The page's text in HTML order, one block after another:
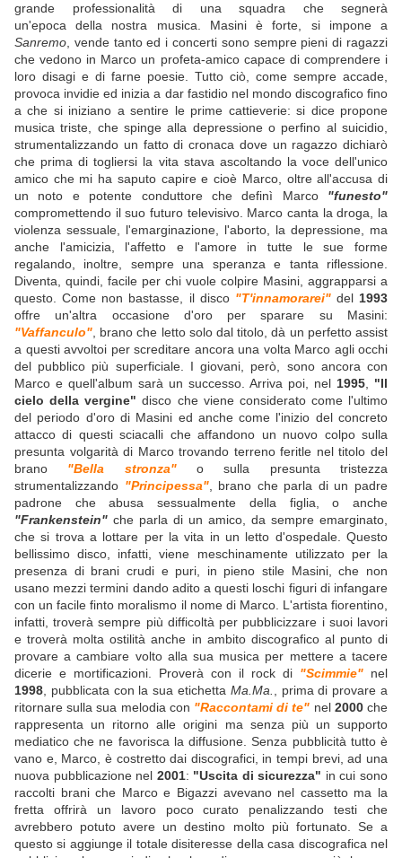
grande professionalità di una squadra che segnerà
un'epoca della nostra musica. Masini è forte, si impone a
Sanremo , vende tanto ed i concerti sono sempre pieni di ragazzi
che vedono in Marco un profeta-amico capace di comprendere i
loro disagi e di farne poesie. Tutto ciò, come sempre accade,
provoca invidie ed inizia a dar fastidio nel mondo discografico fino
a che si iniziano a sentire le prime cattieverie: si dice propone
musica triste, che spinge alla depressione o perfino al suicidio,
strumentalizzando un fatto di cronaca dove un ragazzo dichiarò
che prima di togliersi la vita stava ascoltando la voce dell'unico
amico che mi ha saputo capire e cioè Marco, oltre all'accusa di
un noto e potente conduttore che definì Marco "funesto"
compromettendo il suo futuro televisivo. Marco canta la droga, la
violenza sessuale, l'emarginazione, l'aborto, la depressione, ma
anche l'amicizia, l'affetto e l'amore in tutte le sue forme
regalando, inoltre, sempre una speranza e tanta riflessione.
Diventa, quindi, facile per chi vuole colpire Masini, aggrapparsi a
questo. Come non bastasse, il disco "T'innamorarei"del 1993
offre un'altra occasione d'oro per sparare su Masini:
"Vaffanculo" , brano che letto solo dal titolo, dà un perfetto assist
a questi avvoltoi per screditare ancora una volta Marco agli occhi
del pubblico più superficiale. I giovani, però, sono ancora con
Marco e quell'album sarà un successo. Arriva poi, nel 1995
"Il
cielo della vergine" disco che viene considerato come l'ultimo
del periodo d'oro di Masini ed anche come l'inizio del concreto
attacco di questi sciacalli che affandono un nuovo colpo sulla
presunta volgarità di Marco trovando terreno feritle nel titolo del
brano "Bella stronza"o sulla presunta tristezza
strumentalizzando "Principessa", brano che parla di un padre
padrone che abusa sessualmente della figlia, o anche
"Frankenstein" che parla di un amico, da sempre emarginato,
che si trova a lottare per la vita in un letto d'ospedale. Questo
bellissimo disco, infatti, viene meschinamente utilizzato per la
presenza di brani crudi e puri, in pieno stile Masini, che non
usano mezzi termini dando adito a questi loschi figuri di infangare
con un facile finto moralismo il nome di Marco. L'artista fiorentino,
infatti, troverà sempre più difficoltà per pubblicizzare i suoi lavori
e troverà molta ostilità anche in ambito discografico al punto di
provare a cambiare volto alla sua musica per mettere a tacere
dicerie e mortificazioni. Proverà con il rock di "Scimmie" nel
1998 , pubblicata con la sua etichetta Ma.Ma.
, prima di provare a
ritornare sulla sua melodia con "Raccontami di te" nel 2000che
rappresenta un ritorno alle origini ma senza più un supporto
mediatico che ne favorisca la diffusione. Senza pubblicità tutto è
vano e, Marco, è costretto dai discografici, in tempi brevi, ad una
nuova pubblicazione nel 2001: "Uscita di sicurezza" in cui sono
raccolti brani che Marco e Bigazzi avevano nel cassetto ma la
fretta offrirà un lavoro poco curato penalizzando testi che
avrebbero potuto avere un destino molto più fortunato. Se a
questo si aggiunge il totale disiteresse della casa discografica nel